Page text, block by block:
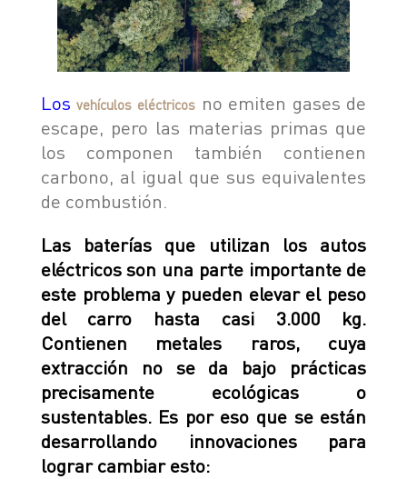
Losvehículos eléctricosno emiten gases de
escape, pero las materias primas que
los componen también contienen
carbono, al igual que sus equivalentes
de combustión.
Las baterías que utilizan los autos
eléctricos son una parte importante de
este problema y pueden elevar el peso
del carro hasta casi 3.000 kg.
Contienen metales raros, cuya
extracción no se da bajo prácticas
precisamente ecológicas o
sustentables. Es por eso que se están
desarrollando innovaciones para
lograr cambiar esto: